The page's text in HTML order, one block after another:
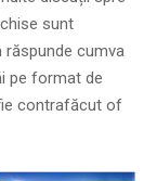
sunt
răspunde cumva
pe format de
contrafăcut of